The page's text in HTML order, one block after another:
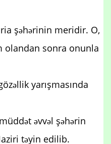
şəhərinin meridir. O,
olandan sonra onunla
yarışmasında
əvvəl şəhərin
təyin edilib.